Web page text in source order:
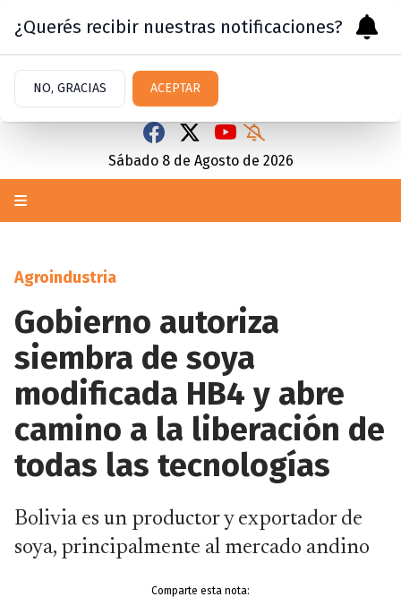
Sábado 8 de Agosto de 2026
Agroindustria
Gobierno autoriza
siembra de soya
modificada HB4 y abre
camino a la liberación de
todas las tecnologías
Bolivia es un productor y exportador de
soya, principalmente al mercado andino
Comparte esta nota:
¿Querés recibir nuestras notificaciones?
NO, GRACIAS ACEPTAR